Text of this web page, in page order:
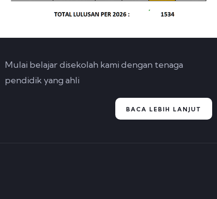
Mulai belajar disekolah kami dengan tenaga
pendidik yang ahli
BACA LEBIH LANJUT